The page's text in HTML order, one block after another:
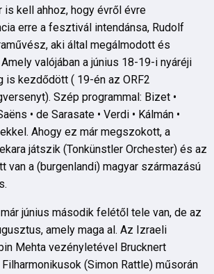
is kell ahhoz, hogy évről évre
erre a fesztivál intendánsa, Rudolf
aki által megálmodott és
valójában a június 18-19-i nyáréji
is kezdődött ( 19-én az ORF2
Szép programmal: Bizet •
• de Sarasate • Verdi • Kálmán •
Ahogy ez már megszokott, a
játszik (Tonkünstler Orchester) és az
van a (burgenlandi) magyar származású
június második felétől tele van, de az
amely maga al. Az Izraeli
Mehta vezényletével Brucknert
(Simon Rattle) műsorán